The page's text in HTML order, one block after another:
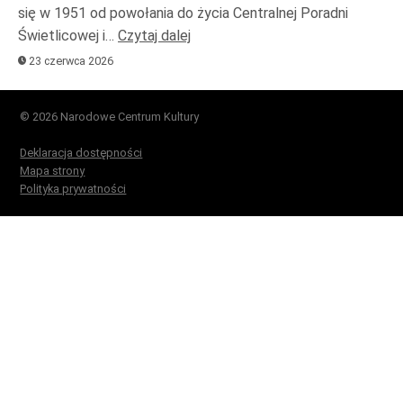
się w 1951 od powołania do życia Centralnej Poradni
Świetlicowej i… Czytaj dalej
23 czerwca 2026
© 2026 Narodowe Centrum Kultury
Deklaracja dostępności
Mapa strony
Polityka prywatności